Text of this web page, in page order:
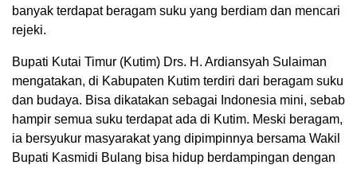
banyak terdapat beragam suku yang berdiam dan mencari
rejeki.
Bupati Kutai Timur (Kutim) Drs. H. Ardiansyah Sulaiman
mengatakan, di Kabupaten Kutim terdiri dari beragam suku
dan budaya. Bisa dikatakan sebagai Indonesia mini, sebab
hampir semua suku terdapat ada di Kutim. Meski beragam,
ia bersyukur masyarakat yang dipimpinnya bersama Wakil
Bupati Kasmidi Bulang bisa hidup berdampingan dengan